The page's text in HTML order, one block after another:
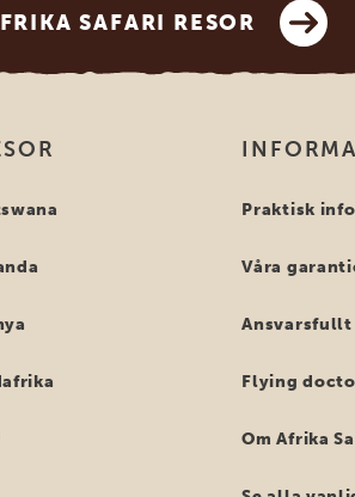
SAFARI RESOR
Praktisk
Våra
Ansvarsfullt
Flying
Om Afrika